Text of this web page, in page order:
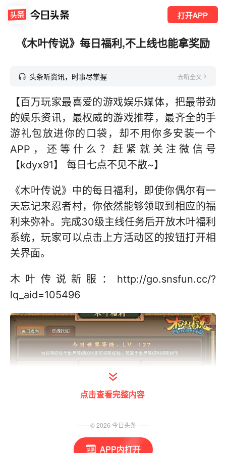
打开APP
APP内打开
《木叶传说》每日福利,不上线也能拿奖励
头条听资讯，时事尽掌握 去听全文
【百万玩家最喜爱的游戏娱乐媒体，把最带劲
的娱乐资讯，最权威的游戏推荐，最齐全的手
游礼包放进你的口袋，却不用你多安装一个
APP，还等什么？赶紧就关注微信号
【kdyx91】 每日七点不见不散~】
《木叶传说》中的每日福利，即使你偶尔有一
天忘记来忍者村，你依然能够领取到相应的福
利来弥补。完成30级主线任务后开放木叶福利
系统，玩家可以点击上方活动区的按钮打开相
关界面。
木叶传说新服：http://go.snsfun.cc/?
lq_aid=105496
点击查看完整内容
—— ©2026 今日头条 ——